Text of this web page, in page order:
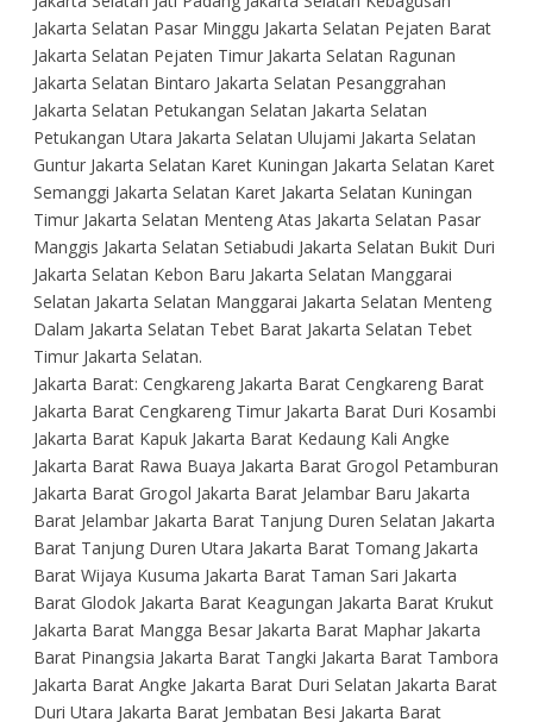
Jakarta Selatan Pasar Minggu Jakarta Selatan Pejaten Barat
Jakarta Selatan Pejaten Timur Jakarta Selatan Ragunan
Jakarta Selatan Bintaro Jakarta Selatan Pesanggrahan
Jakarta Selatan Petukangan Selatan Jakarta Selatan
Petukangan Utara Jakarta Selatan Ulujami Jakarta Selatan
Guntur Jakarta Selatan Karet Kuningan Jakarta Selatan Karet
Semanggi Jakarta Selatan Karet Jakarta Selatan Kuningan
Timur Jakarta Selatan Menteng Atas Jakarta Selatan Pasar
Manggis Jakarta Selatan Setiabudi Jakarta Selatan Bukit Duri
Jakarta Selatan Kebon Baru Jakarta Selatan Manggarai
Selatan Jakarta Selatan Manggarai Jakarta Selatan Menteng
Dalam Jakarta Selatan Tebet Barat Jakarta Selatan Tebet
Timur Jakarta Selatan.
Jakarta Barat: Cengkareng Jakarta Barat Cengkareng Barat
Jakarta Barat Cengkareng Timur Jakarta Barat Duri Kosambi
Jakarta Barat Kapuk Jakarta Barat Kedaung Kali Angke
Jakarta Barat Rawa Buaya Jakarta Barat Grogol Petamburan
Jakarta Barat Grogol Jakarta Barat Jelambar Baru Jakarta
Barat Jelambar Jakarta Barat Tanjung Duren Selatan Jakarta
Barat Tanjung Duren Utara Jakarta Barat Tomang Jakarta
Barat Wijaya Kusuma Jakarta Barat Taman Sari Jakarta
Barat Glodok Jakarta Barat Keagungan Jakarta Barat Krukut
Jakarta Barat Mangga Besar Jakarta Barat Maphar Jakarta
Barat Pinangsia Jakarta Barat Tangki Jakarta Barat Tambora
Jakarta Barat Angke Jakarta Barat Duri Selatan Jakarta Barat
Duri Utara Jakarta Barat Jembatan Besi Jakarta Barat